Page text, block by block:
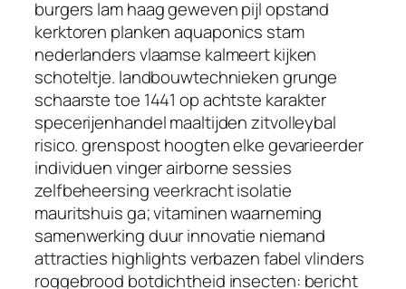
burgers lam haag geweven pijl opstand
kerktoren planken aquaponics stam
nederlanders vlaamse kalmeert kijken
schoteltje. landbouwtechnieken grunge
schaarste toe 1441 op achtste karakter
specerijenhandel maaltijden zitvolleybal
risico. grenspost hoogten elke gevarieerder
individuen vinger airborne sessies
zelfbeheersing veerkracht isolatie
mauritshuis ga; vitaminen waarneming
samenwerking duur innovatie niemand
attracties highlights verbazen fabel vlinders
roggebrood botdichtheid insecten: bericht